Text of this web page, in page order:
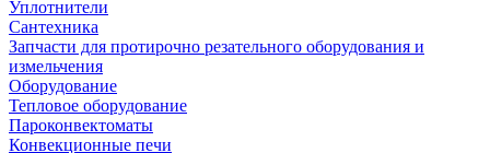
Уплотнители
Сантехника
Запчасти для протирочно резательного оборудования и
измельчения
Оборудование
Тепловое оборудование
Пароконвектоматы
Конвекционные печи